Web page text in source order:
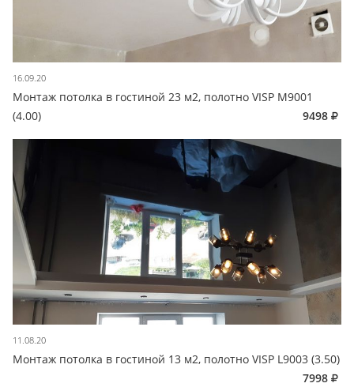
16.09.20
Монтаж потолка в гостиной 23 м2, полотно VISP M9001
(4.00)
9498
11.08.20
Монтаж потолка в гостиной 13 м2, полотно VISP L9003 (3.50)
7998